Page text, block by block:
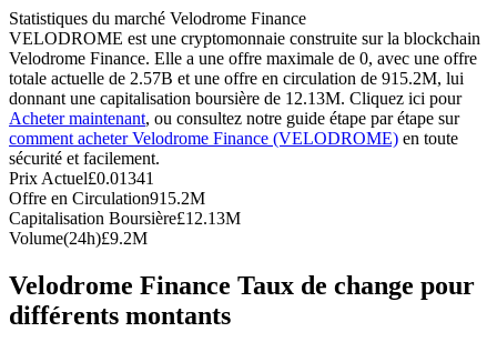
Copie de Trading
Rejoignez les meilleurs traders
Statistiques du marché Velodrome Finance
VELODROME est une cryptomonnaie construite sur la blockchain
Velodrome Finance. Elle a une offre maximale de 0, avec une offre
totale actuelle de 2.57B et une offre en circulation de 915.2M, lui
donnant une capitalisation boursière de 12.13M. Cliquez ici pour
Acheter maintenant, ou consultez notre guide étape par étape sur
comment acheter Velodrome Finance (VELODROME) en toute
sécurité et facilement.
Prix Actuel£0.01341
Offre en Circulation915.2M
Capitalisation Boursière£12.13M
Volume(24h)£9.2M
Velodrome Finance Taux de change pour
différents montants